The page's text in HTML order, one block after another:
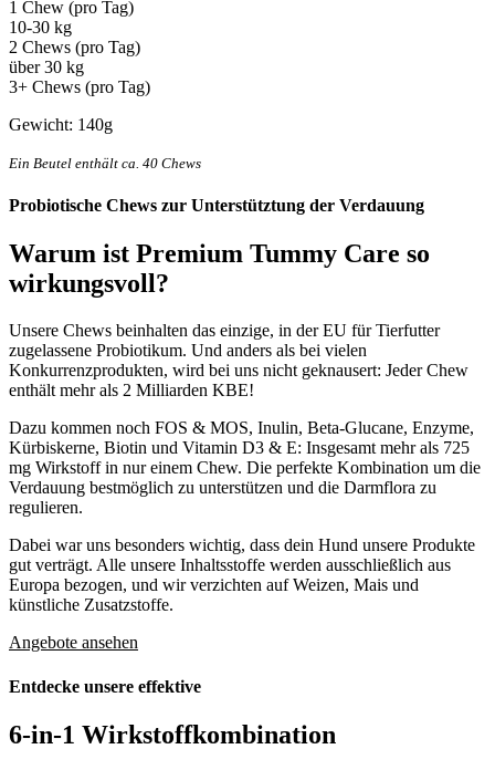
1 Chew (pro Tag)
10-30 kg
2 Chews (pro Tag)
über 30 kg
3+ Chews (pro Tag)
Gewicht: 140g
Ein Beutel enthält ca. 40 Chews
Probiotische Chews zur Unterstütztung der Verdauung
Warum ist Premium Tummy Care so
wirkungsvoll?
Unsere Chews beinhalten das einzige, in der EU für Tierfutter
zugelassene Probiotikum. Und anders als bei vielen
Konkurrenzprodukten, wird bei uns nicht geknausert: Jeder Chew
enthält mehr als 2 Milliarden KBE!
Dazu kommen noch FOS & MOS, Inulin, Beta-Glucane, Enzyme,
Kürbiskerne, Biotin und Vitamin D3 & E: Insgesamt mehr als 725
mg Wirkstoff in nur einem Chew. Die perfekte Kombination um die
Verdauung bestmöglich zu unterstützen und die Darmflora zu
regulieren.
Dabei war uns besonders wichtig, dass dein Hund unsere Produkte
gut verträgt. Alle unsere Inhaltsstoffe werden ausschließlich aus
Europa bezogen, und wir verzichten auf Weizen, Mais und
künstliche Zusatzstoffe.
Angebote ansehen
Entdecke unsere effektive
6-in-1 Wirkstoffkombination